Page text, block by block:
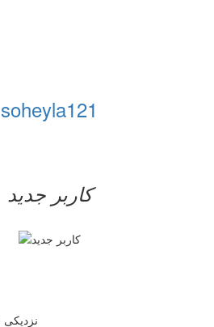
soheyla121
کاربر جدید